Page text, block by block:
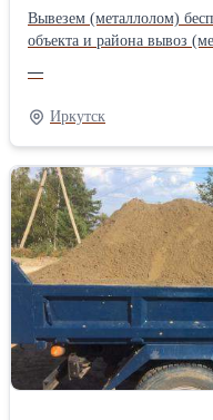
Вывезем (металлолом)
объекта и района вывоз
вынос, Вывоз любого
(Бесплатно) Быстро
Грановщина, Куда,
Мегет, Новоленино,
качугский тракт,
район
—
Иркутск